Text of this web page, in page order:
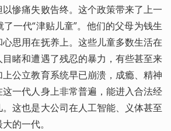
惨痛失败告终。这个政策带来了上一
一代“津贴儿童”。他们的父母为钱生
思用在抚养上。这些儿童多数生活在
睹和遭遇了残忍的暴力，有些甚至来
公立教育系统早已崩溃，成瘾、精神
一代人身上非常普遍，能进入合法经
这也是大公司在人工智能、义体甚至
的一代。